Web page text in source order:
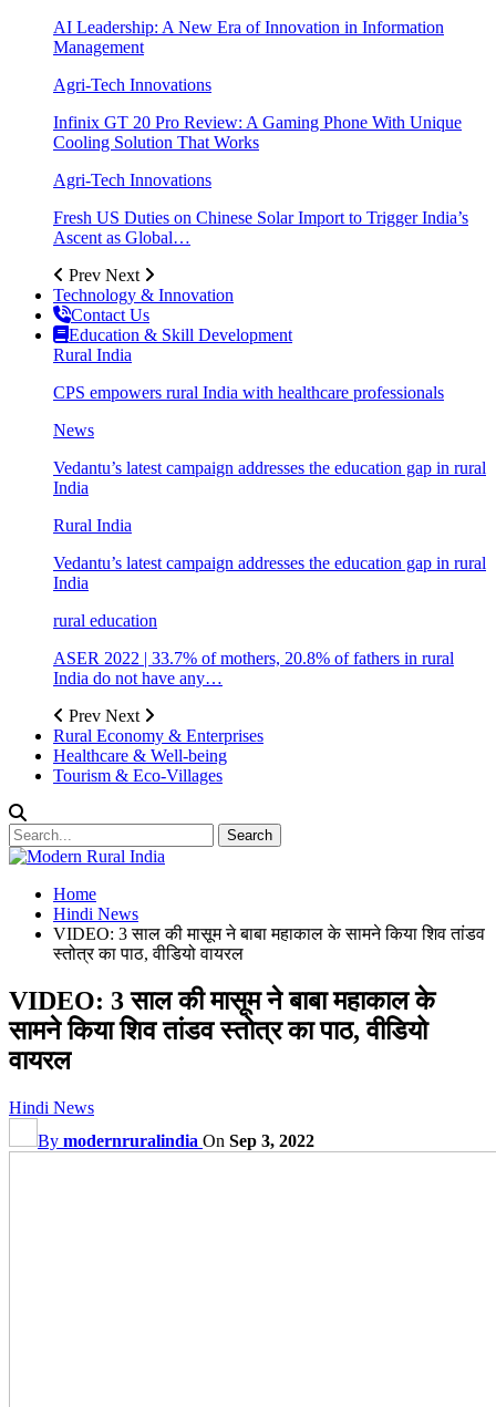
AI Leadership: A New Era of Innovation in Information
Management
Agri-Tech Innovations
Infinix GT 20 Pro Review: A Gaming Phone With Unique
Cooling Solution That Works
Agri-Tech Innovations
Fresh US Duties on Chinese Solar Import to Trigger India’s
Ascent as Global…
Prev Next
Technology & Innovation
Contact Us
Education & Skill Development
Rural India
CPS empowers rural India with healthcare professionals
News
Vedantu’s latest campaign addresses the education gap in rural
India
Rural India
Vedantu’s latest campaign addresses the education gap in rural
India
rural education
ASER 2022 | 33.7% of mothers, 20.8% of fathers in rural
India do not have any…
Prev Next
Rural Economy & Enterprises
Healthcare & Well-being
Tourism & Eco-Villages
Home
Hindi News
VIDEO: 3 साल की मासूम ने बाबा महाकाल के सामने किया शिव तांडव
स्तोत्र का पाठ, वीडियो वायरल
VIDEO: 3 साल की मासूम ने बाबा महाकाल के
सामने किया शिव तांडव स्तोत्र का पाठ, वीडियो
वायरल
Hindi News
By modernruralindia On Sep 3, 2022